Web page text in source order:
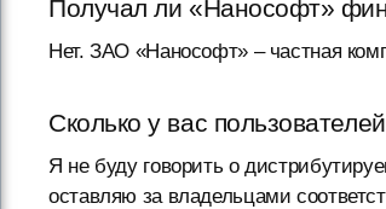
Получал ли «Нанософт»
Нет. ЗАО «Нанософт» – частная
Сколько у вас
Я не буду говорить о
оставляю за владельцами